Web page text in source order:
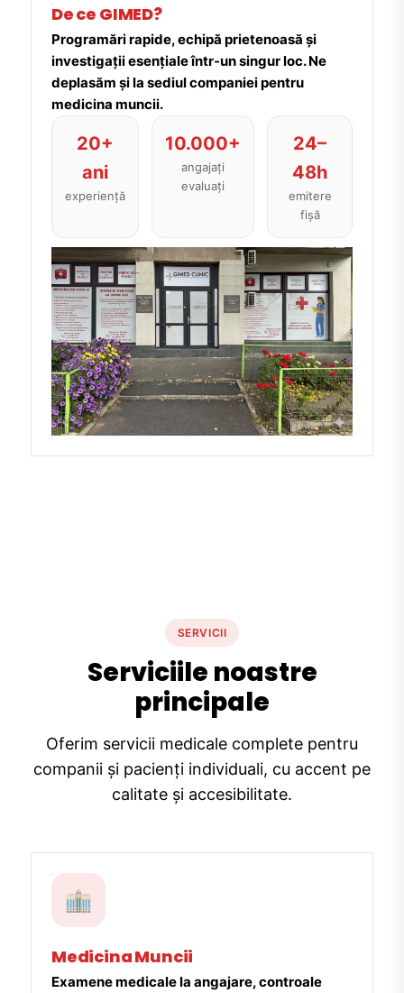
De ce GIMED?
Programări rapide, echipă prietenoasă și
investigații esențiale într-un singur loc. Ne
deplasăm și la sediul companiei pentru
medicina muncii.
20+
ani
experiență
10.000+
angajați
evaluați
24–
48h
emitere
fișă
SERVICII
Serviciile noastre
principale
Oferim servicii medicale complete pentru
companii și pacienți individuali, cu accent pe
calitate și accesibilitate.
Medicina Muncii
Examene medicale la angajare, controale